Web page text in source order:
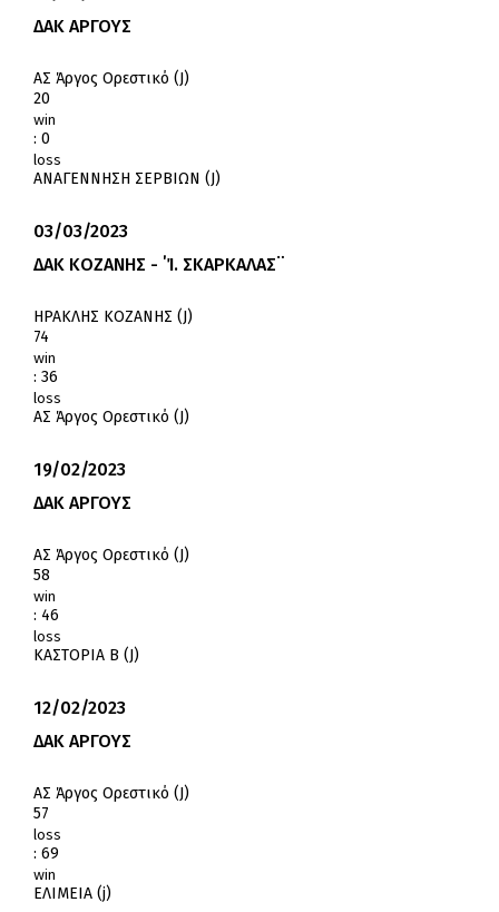
ΔΑΚ ΑΡΓΟΥΣ
ΑΣ Άργος Ορεστικό (J)
20
win
: 0
loss
ΑΝΑΓΕΝΝΗΣΗ ΣΕΡΒΙΩΝ (J)
03/03/2023
ΔΑΚ ΚΟΖΑΝΗΣ - ΄Ί. ΣΚΑΡΚΑΛΑΣ¨
ΗΡΑΚΛΗΣ ΚΟΖΑΝΗΣ (J)
74
win
: 36
loss
ΑΣ Άργος Ορεστικό (J)
19/02/2023
ΔΑΚ ΑΡΓΟΥΣ
ΑΣ Άργος Ορεστικό (J)
58
win
: 46
loss
ΚΑΣΤΟΡΙΑ Β (J)
12/02/2023
ΔΑΚ ΑΡΓΟΥΣ
ΑΣ Άργος Ορεστικό (J)
57
loss
: 69
win
ΕΛΙΜΕΙΑ (j)